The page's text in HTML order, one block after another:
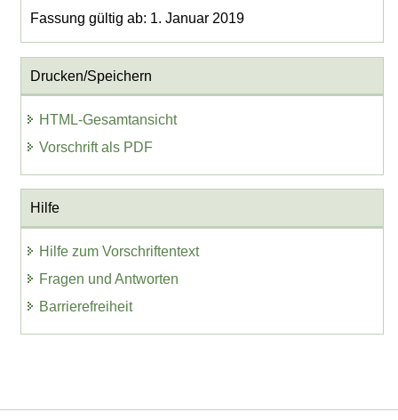
Fassung gültig ab: 1. Januar 2019
Drucken/Speichern
HTML-Gesamtansicht
Vorschrift als PDF
Hilfe
Hilfe zum Vorschriftentext
Fragen und Antworten
Barrierefreiheit